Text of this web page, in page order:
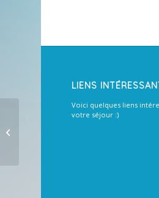
LIENS
Voici quelques liens
votre séjour :)